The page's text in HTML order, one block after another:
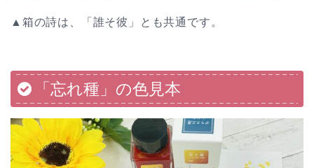
▲箱の詩は、「誰そ彼」とも共通です。
「忘れ種」の色見本